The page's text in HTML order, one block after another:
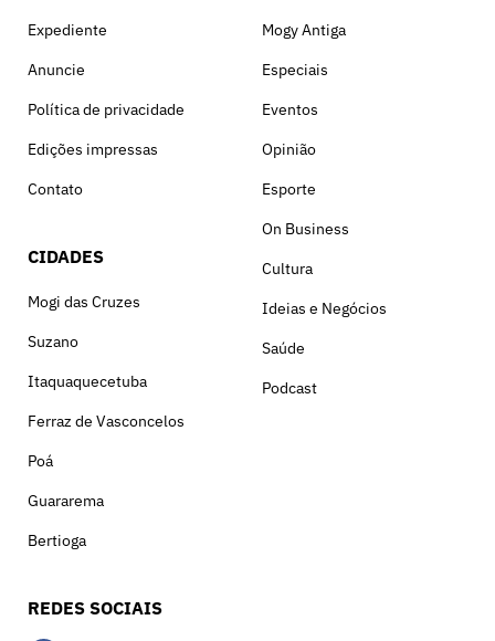
Expediente
Anuncie
Política de privacidade
Edições impressas
Contato
CIDADES
Mogi das Cruzes
Suzano
Itaquaquecetuba
Ferraz de Vasconcelos
Poá
Guararema
Bertioga
Mogy Antiga
Especiais
Eventos
Opinião
Esporte
On Business
Cultura
Ideias e Negócios
Saúde
Podcast
REDES SOCIAIS